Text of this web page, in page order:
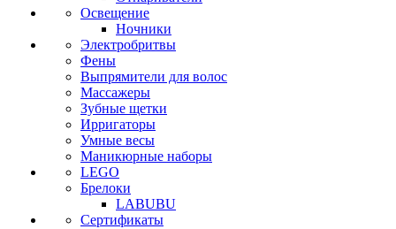
Освещение
Ночники
Электробритвы
Фены
Выпрямители для волос
Массажеры
Зубные щетки
Ирригаторы
Умные весы
Маникюрные наборы
LEGO
Брелоки
LABUBU
Сертификаты